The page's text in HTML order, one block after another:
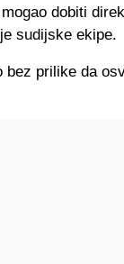
dobiti
sudijske ekipe.
bez prilike da